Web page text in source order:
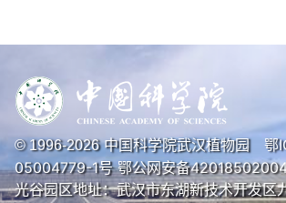
© 1996-2026中国科学院武汉植物园 鄂
05004779-1号鄂公网安备
光谷园区地址：武汉市东湖新技术开发区